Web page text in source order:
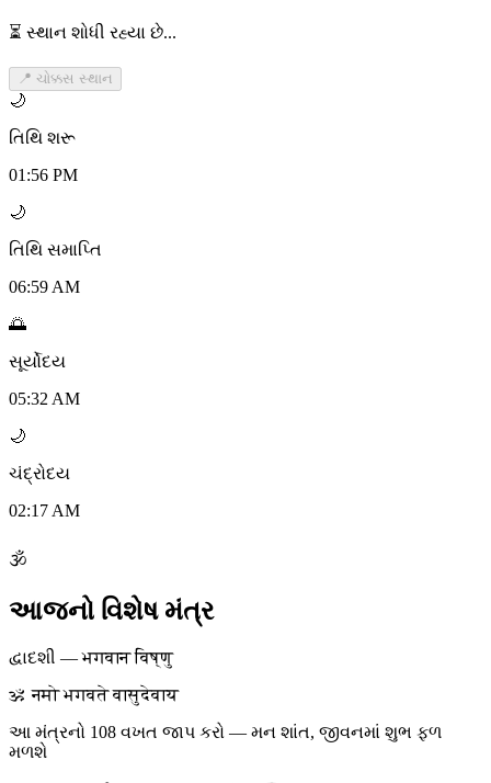
⏳ સ્થાન શોધી રહ્યા છે...
📍 ચોક્કસ સ્થાન
🌙
તિથિ શરૂ
01:56 PM
🌙
તિથિ સમાપ્તિ
06:59 AM
🌅
સૂર્યોદય
05:32 AM
🌙
ચંદ્રોદય
02:17 AM
🕉
આજનો વિશેષ મંત્ર
દ્વાદશી —भगवान विष्णु
ॐ नमो भगवते वासुदेवाय
આ મંત્રનો 108 વખત જાપ કરો — મન શાંત, જીવનમાં શુભ ફળ
મળશે